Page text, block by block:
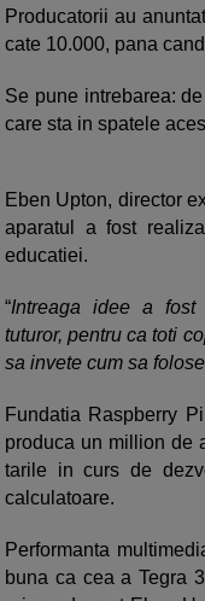
Producatorii au
cate 10.000, pana
Se pune intrebarea:
care sta in spatele
Eben Upton, director
aparatul a fost
educatiei.
“Intreaga idee a fost
tuturor, pentru ca toti
sa invete cum sa
Fundatia Raspberry
produca un million de
tarile in curs de
calculatoare.
Performanta
buna ca cea a Tegra